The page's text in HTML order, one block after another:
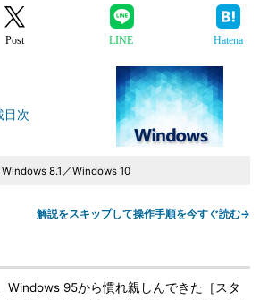
Post LINE Hatena
目次
8.1／Windows 10
解説をスキップして操作手順を今すぐ読む→
95から慣れ親しんできた［スタ